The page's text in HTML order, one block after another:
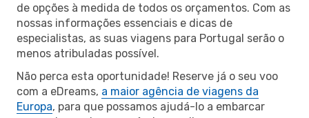
de opções à medida de todos os orçamentos. Com as
nossas informações essenciais e dicas de
especialistas, as suas viagens para Portugal serão o
menos atribuladas possível.
Não perca esta oportunidade! Reserve já o seu voo
com a eDreams, a maior agência de viagens da
Europa, para que possamos ajudá-lo a embarcar